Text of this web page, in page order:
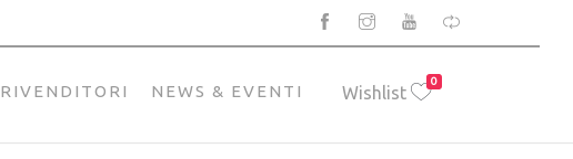
Wishlist
0
RIVENDITORI NEWS & EVENTI